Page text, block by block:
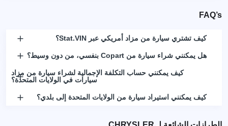
FAQ’s
كيف تشتري سيارة من مزاد أمريكي عبر Stat.VIN؟
هل يمكنني شراء سيارة من Copart بنفسي، من دون وسيط؟
كيف يمكنني حساب التكلفة الإجمالية لشراء سيارة من مزاد
سيارات في الولايات المتحدة؟
كيف يمكنني استيراد سيارة من الولايات المتحدة إلى بلدي؟